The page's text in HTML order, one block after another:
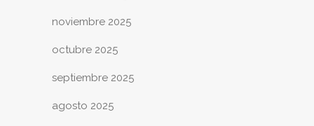
noviembre 2025
octubre 2025
septiembre 2025
agosto 2025